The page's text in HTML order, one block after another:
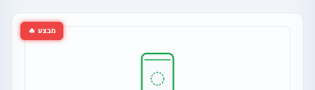
מבצע 🔥